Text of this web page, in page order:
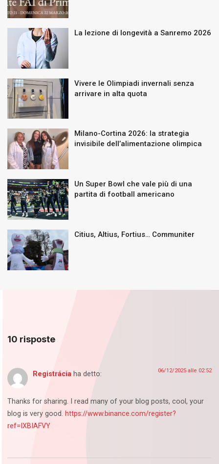
La lezione di longevità a Sanremo 2026
Vivere le Olimpiadi invernali senza
arrivare in alta quota
Milano-Cortina 2026: la strategia
invisibile dell’alimentazione olimpica
Un Super Bowl che vale più di una
partita di football americano
Citius, Altius, Fortius… Communiter
10 risposte
Registrácia ha detto: 06/12/2025 alle 02:52
Thanks for sharing. I read many of your blog posts, cool, your
blog is very good. https://www.binance.com/register?
ref=IXBIAFVY